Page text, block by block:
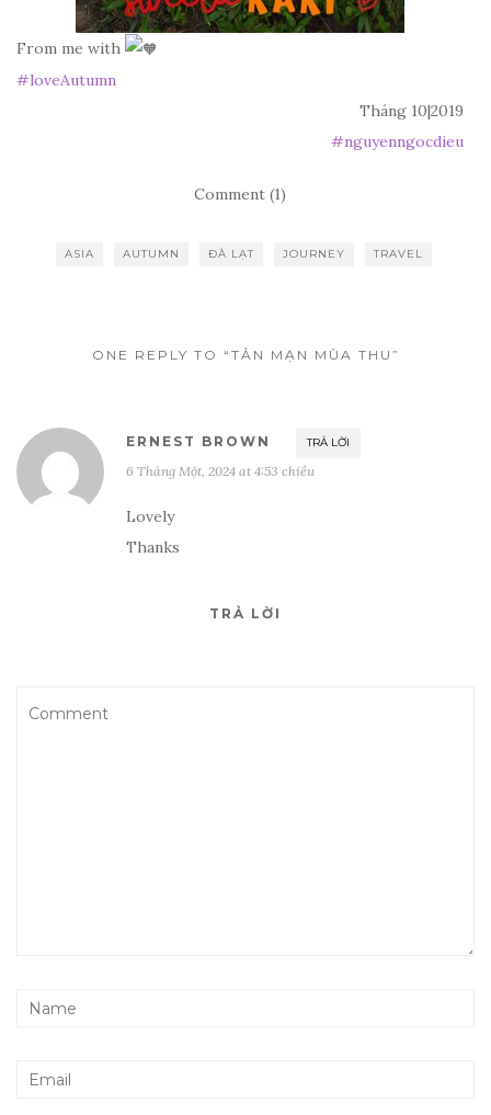
From me with
#loveAutumn
Tháng 10|2019
#nguyenngocdieu
Comment (1)
ASIA AUTUMN ĐÀ LẠT JOURNEY TRAVEL
ONE REPLY TO “TẢN MẠN MÙA THU”
ERNEST BROWN TRẢ LỜI
6 Tháng Một, 2024 at 4:53 chiều
Lovely
Thanks
TRẢ LỜI